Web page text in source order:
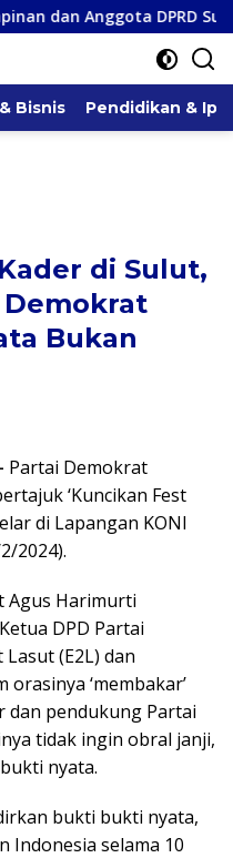
Sulut Dapil Minsel-
Bisnis Pendidikan &
di Sulut,
Demokrat
Bukan
Partai Demokrat
‘Kuncikan Fest
di Lapangan KONI
2024).
Agus Harimurti
DPD Partai
(E2L) dan
‘membakar’
dan pendukung Partai
tidak ingin obral janji,
nyata.
bukti bukti nyata,
Indonesia selama 10